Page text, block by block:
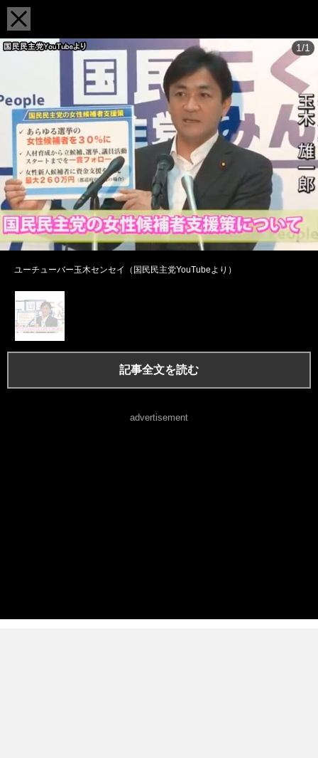
1/1
ユーチューバー玉木センセイ（国民民主党YouTubeより）
記事全文を読む
advertisement